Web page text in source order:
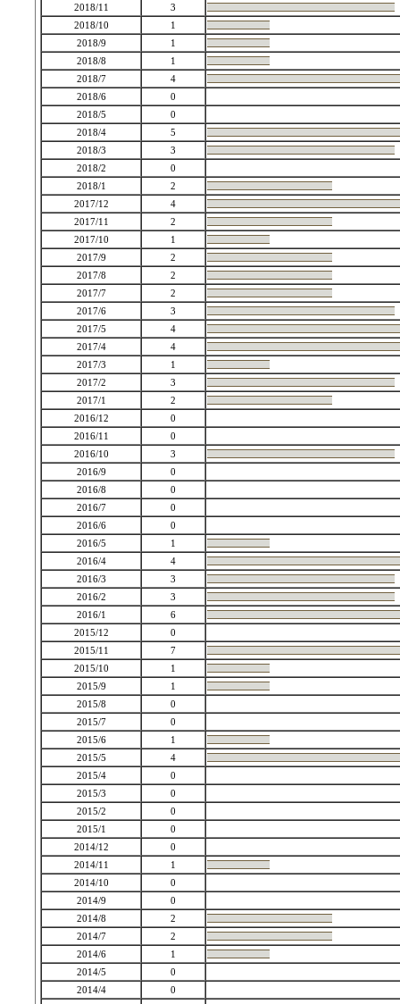
2018/11
3
2018/10
1
2018/9
1
2018/8
1
2018/7
4
2018/6
0
2018/5
0
2018/4
5
2018/3
3
2018/2
0
2018/1
2
2017/12
4
2017/11
2
2017/10
1
2017/9
2
2017/8
2
2017/7
2
2017/6
3
2017/5
4
2017/4
4
2017/3
1
2017/2
3
2017/1
2
2016/12
0
2016/11
0
2016/10
3
2016/9
0
2016/8
0
2016/7
0
2016/6
0
2016/5
1
2016/4
4
2016/3
3
2016/2
3
2016/1
6
2015/12
0
2015/11
7
2015/10
1
2015/9
1
2015/8
0
2015/7
0
2015/6
1
2015/5
4
2015/4
0
2015/3
0
2015/2
0
2015/1
0
2014/12
0
2014/11
1
2014/10
0
2014/9
0
2014/8
2
2014/7
2
2014/6
1
2014/5
0
2014/4
0